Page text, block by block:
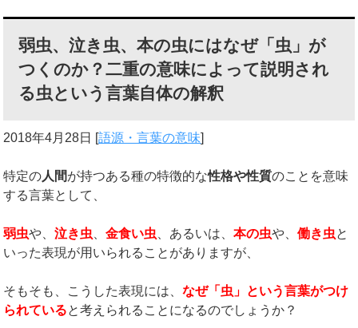
弱虫、泣き虫、本の虫にはなぜ「虫」が
つくのか？二重の意味によって説明され
る虫という言葉自体の解釈
2018年4月28日 [語源・言葉の意味]
特定の人間が持つある種の特徴的な性格や性質のことを意味
する言葉として、
弱虫や、泣き虫 、金食い虫 、あるいは、本の虫や、働き虫と
いった表現が用いられることがありますが、
そもそも、こうした表現には、なぜ「虫」という言葉がつけ
られていると考えられることになるのでしょうか？